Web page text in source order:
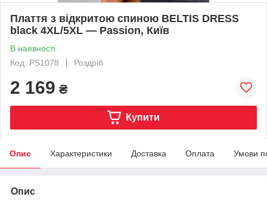
Плаття з відкритою спиною BELTIS DRESS
black 4XL/5XL — Passion, Київ
В наявності
Код: PS1078
Роздріб
2 169 ₴
Купити
Опис Характеристики Доставка Оплата Умови
Опис